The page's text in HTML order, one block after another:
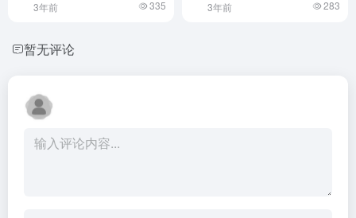
3年前 335 3年前 283
暂无评论